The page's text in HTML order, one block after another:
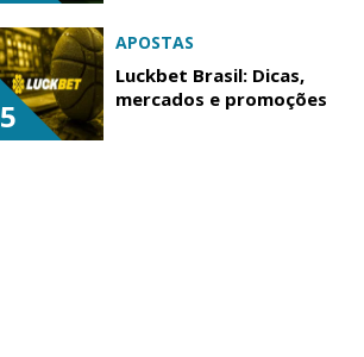
5
APOSTAS
Luckbet Brasil: Dicas,
mercados e promoções